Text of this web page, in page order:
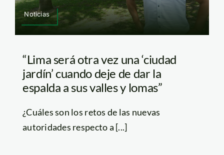
Noticias
“Lima será otra vez una ‘ciudad
jardín’ cuando deje de dar la
espalda a sus valles y lomas”
¿Cuáles son los retos de las nuevas
autoridades respecto a [...]